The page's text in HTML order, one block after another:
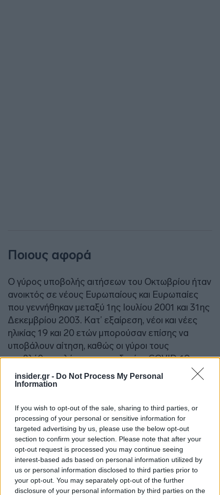
insider.gr - Do Not Process My Personal
Information
If you wish to opt-out of the sale, sharing to third parties, or
processing of your personal or sensitive information for
targeted advertising by us, please use the below opt-out
section to confirm your selection. Please note that after your
opt-out request is processed you may continue seeing
interest-based ads based on personal information utilized by
us or personal information disclosed to third parties prior to
your opt-out. You may separately opt-out of the further
disclosure of your personal information by third parties on the
Ποιους αφορά
Ο γύρος υποβολής αιτήσεων του Οκτωβρίου ήταν
ανοικτός σε νέους Ευρωπαίους και Ευρωπαίες
που γεννήθηκαν μεταξύ 1ης Ιουλίου 2001 και 31ης
Δεκεμβρίου 2003. Κατ’ εξαίρεση, νέοι και νέες
ηλικίας 19 και 20 ετών μπορούσαν επίσης να
υποβάλουν αίτηση, καθώς οι γύροι τους
αναβλήθηκαν λόγω της πανδημίας COVID-19.
Καθώς η εξέλιξη της πανδημίας παραμένει
άγνωστη, θα προσφέρονται σε όλους τους
κινητής ταξιδιωτικής κάρτας. Στις 17 Ιανουαρίου
2022 θα πραγματοποιηθεί ζωντανή συνεδρία
ερωταπαντήσεων στον λογαριασμό Instagram
της Ευρωπαϊκής Δικτυακής Πύλης της Νεολαίας,
όπου οι συμμετέχοντες και οι συμμετέχουσες θα
υποβάλουν ερωτήσεις σχετικά με το μελλοντικό
τους ταξίδι.